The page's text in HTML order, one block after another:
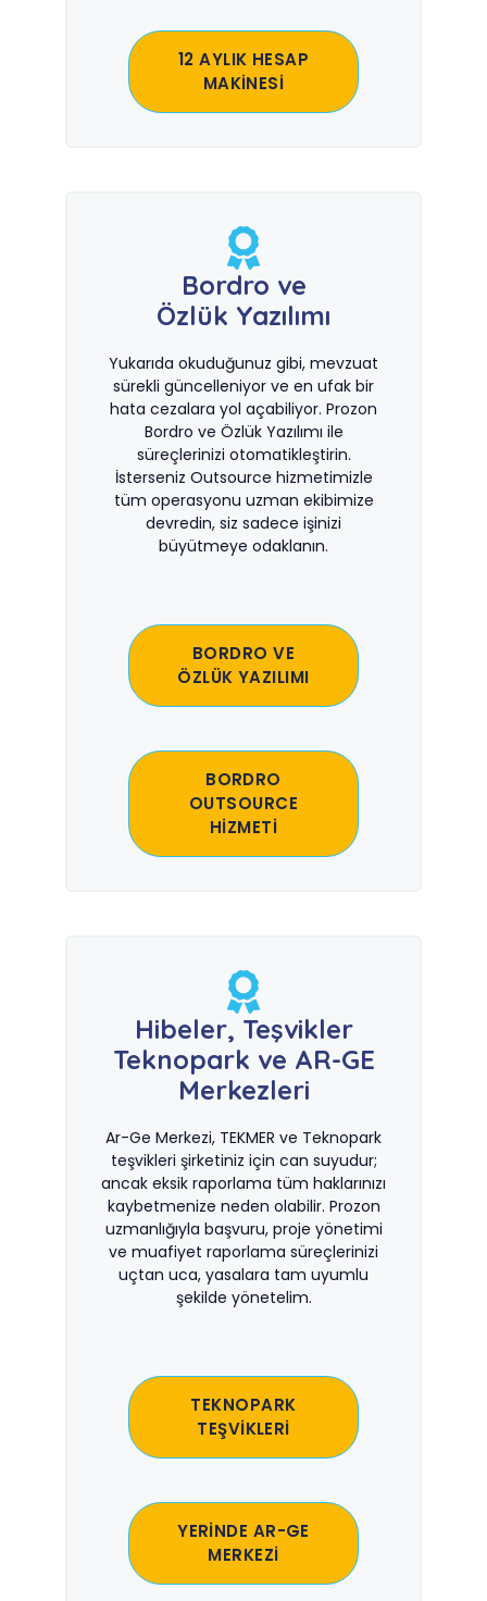
12 AYLIK HESAP
MAKİNESİ
Bordro ve
Özlük Yazılımı
Yukarıda okuduğunuz gibi, mevzuat
sürekli güncelleniyor ve en ufak bir
hata cezalara yol açabiliyor. Prozon
Bordro ve Özlük Yazılımı ile
süreçlerinizi otomatikleştirin.
İsterseniz Outsource hizmetimizle
tüm operasyonu uzman ekibimize
devredin, siz sadece işinizi
büyütmeye odaklanın.
BORDRO VE
ÖZLÜK YAZILIMI
BORDRO
OUTSOURCE
HİZMETİ
Hibeler, Teşvikler
Teknopark ve AR-GE
Merkezleri
Ar-Ge Merkezi, TEKMER ve Teknopark
teşvikleri şirketiniz için can suyudur;
ancak eksik raporlama tüm haklarınızı
kaybetmenize neden olabilir. Prozon
uzmanlığıyla başvuru, proje yönetimi
ve muafiyet raporlama süreçlerinizi
uçtan uca, yasalara tam uyumlu
şekilde yönetelim.
TEKNOPARK
TEŞVİKLERİ
YERİNDE AR-GE
MERKEZİ